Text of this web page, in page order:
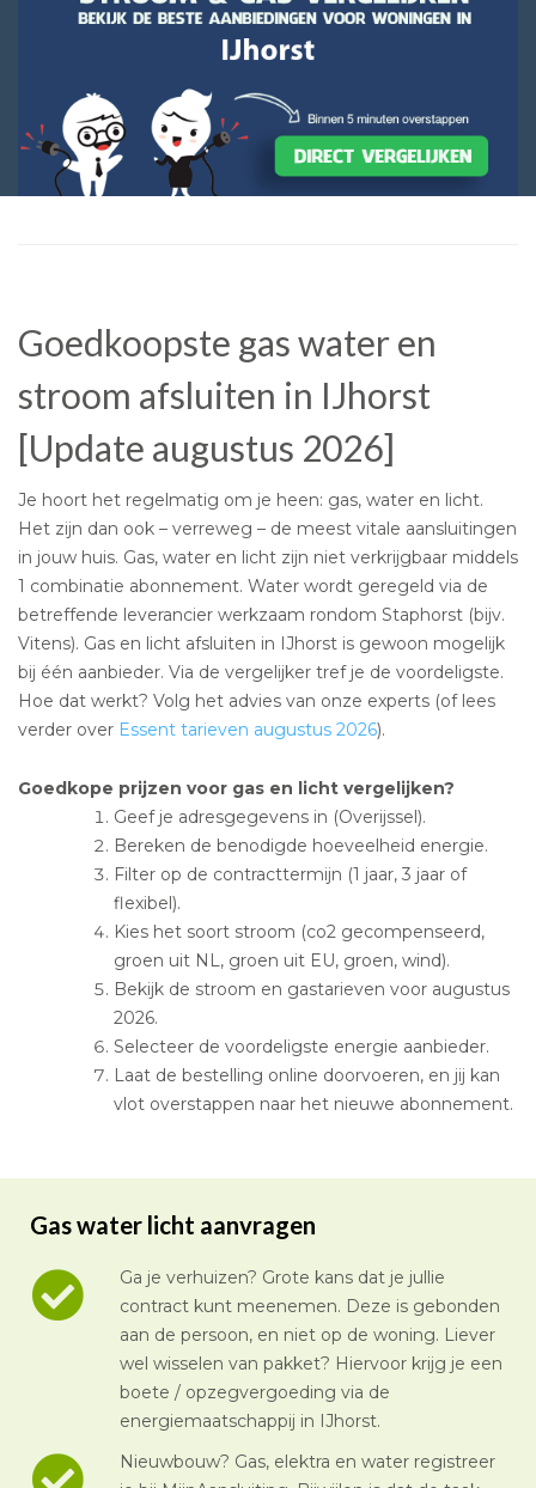
Goedkoopste gas water en
stroom afsluiten in IJhorst
[Update augustus 2026]
Je hoort het regelmatig om je heen: gas, water en licht.
Het zijn dan ook – verreweg – de meest vitale aansluitingen
in jouw huis. Gas, water en licht zijn niet verkrijgbaar middels
1 combinatie abonnement. Water wordt geregeld via de
betreffende leverancier werkzaam rondom Staphorst (bijv.
Vitens). Gas en licht afsluiten in IJhorst is gewoon mogelijk
bij één aanbieder. Via de vergelijker tref je de voordeligste.
Hoe dat werkt? Volg het advies van onze experts (of lees
verder over Essent tarieven augustus 2026).
Goedkope prijzen voor gas en licht vergelijken?
Geef je adresgegevens in (Overijssel).
Bereken de benodigde hoeveelheid energie.
Filter op de contracttermijn (1 jaar, 3 jaar of
flexibel).
Kies het soort stroom (co2 gecompenseerd,
groen uit NL, groen uit EU, groen, wind).
Bekijk de stroom en gastarieven voor augustus
2026.
Selecteer de voordeligste energie aanbieder.
Laat de bestelling online doorvoeren, en jij kan
vlot overstappen naar het nieuwe abonnement.
Gas water licht aanvragen
Ga je verhuizen? Grote kans dat je jullie
contract kunt meenemen. Deze is gebonden
aan de persoon, en niet op de woning. Liever
wel wisselen van pakket? Hiervoor krijg je een
boete / opzegvergoeding via de
energiemaatschappij in IJhorst.
Nieuwbouw? Gas, elektra en water registreer